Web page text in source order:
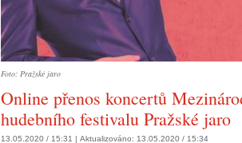
Foto: Pražské jaro
Online přenos koncertů
hudebního festivalu Pražské jaro
13.05.2020 / 15:31 | Aktualizováno: 13.05.2020 / 15:34